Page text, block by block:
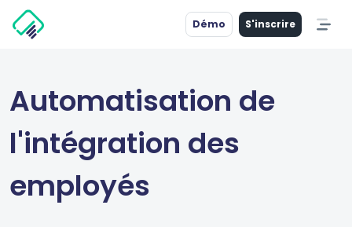
Démo S'inscrire
Automatisation de
l'intégration des
employés